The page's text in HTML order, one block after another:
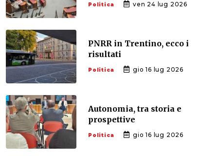
Politica ven 24 lug 2026
PNRR in Trentino, ecco i
risultati
Politica gio 16 lug 2026
Autonomia, tra storia e
prospettive
Politica gio 16 lug 2026